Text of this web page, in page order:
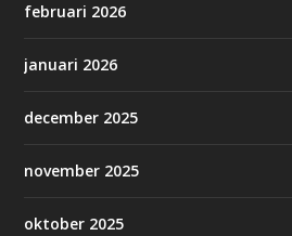
februari 2026
januari 2026
december 2025
november 2025
oktober 2025